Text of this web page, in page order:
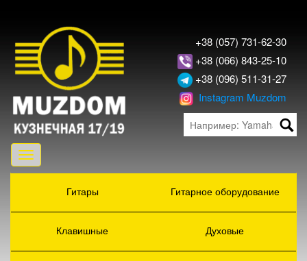
+38 (057) 731-62-30
+38 (066) 843-25-10
+38 (096) 511-31-27
Instagram Muzdom
Toggle
navigation
Гитары
Гитарное оборудование
Клавишные Духовые